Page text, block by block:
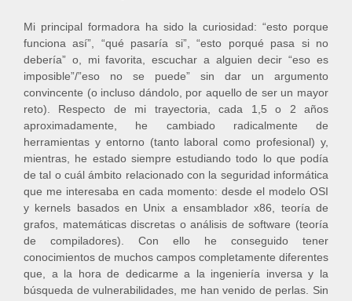
Mi principal formadora ha sido la curiosidad: “esto porque
funciona así”, “qué pasaría si”, “esto porqué pasa si no
debería” o, mi favorita, escuchar a alguien decir “eso es
imposible”/”eso no se puede” sin dar un argumento
convincente (o incluso dándolo, por aquello de ser un mayor
reto). Respecto de mi trayectoria, cada 1,5 o 2 años
aproximadamente, he cambiado radicalmente de
herramientas y entorno (tanto laboral como profesional) y,
mientras, he estado siempre estudiando todo lo que podía
de tal o cuál ámbito relacionado con la seguridad informática
que me interesaba en cada momento: desde el modelo OSI
y kernels basados en Unix a ensamblador x86, teoría de
grafos, matemáticas discretas o análisis de software (teoría
de compiladores). Con ello he conseguido tener
conocimientos de muchos campos completamente diferentes
que, a la hora de dedicarme a la ingeniería inversa y la
búsqueda de vulnerabilidades, me han venido de perlas. Sin